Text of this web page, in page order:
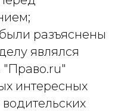
разъяснены
являлся
интересных